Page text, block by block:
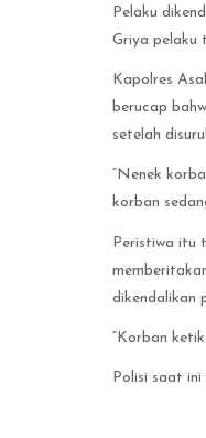
Pelaku
Griya pelaku
Kapolres
berucap
setelah
“Nenek
korban
Peristiwa itu
dikendalikan
“Korban
Polisi saat